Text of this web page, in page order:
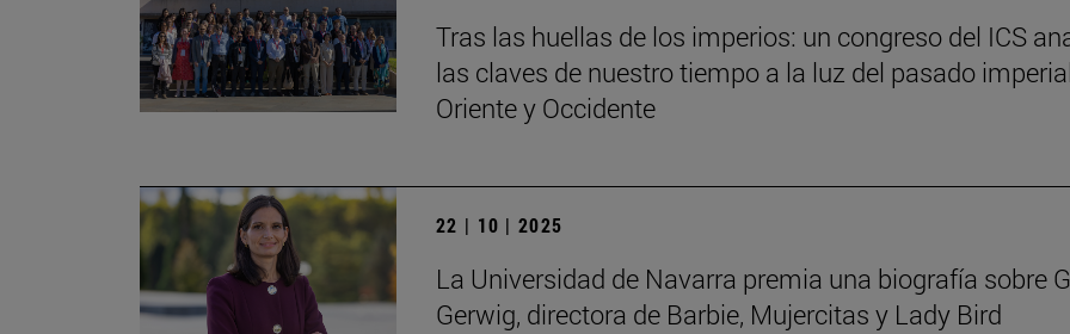
Tras las huellas de los imperios: un congreso del ICS
las claves de nuestro tiempo a la luz del pasado
Oriente y Occidente
22 | 10 | 2025
La Universidad de Navarra premia una biografía sobre
Gerwig, directora de Barbie, Mujercitas y Lady Bird